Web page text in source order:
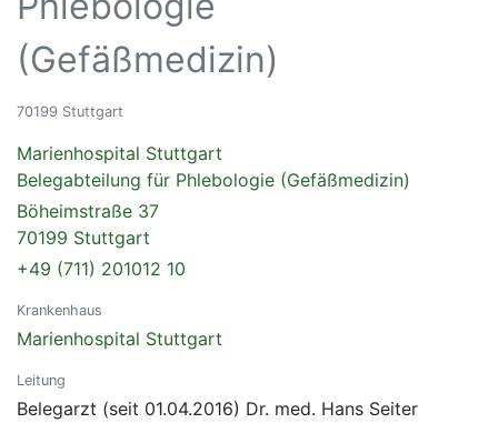
(Gefäßmedizin)
70199 Stuttgart
Marienhospital Stuttgart
Belegabteilung für Phlebologie (Gefäßmedizin)
Böheimstraße 37
70199 Stuttgart
+49 (711) 201012 10
Krankenhaus
Marienhospital Stuttgart
Leitung
Belegarzt (seit 01.04.2016) Dr. med. Hans Seiter